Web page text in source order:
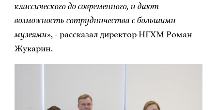
классического до современного, и дают
возможность сотрудничества с большими
музеями», - рассказал директор НГХМ Роман
Жукарин.